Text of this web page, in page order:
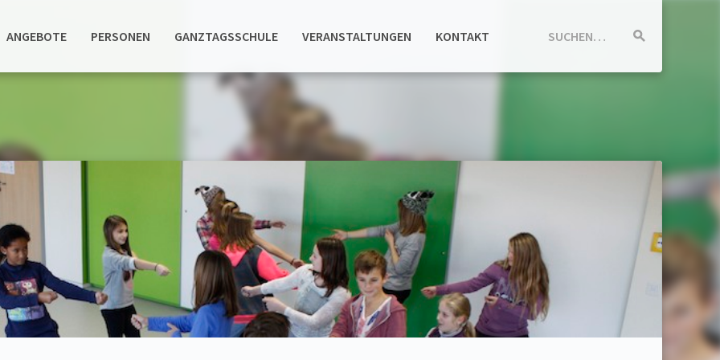
SUCHEN…
Suche
ANGEBOTE PERSONEN GANZTAGSSCHULE VERANSTALTUNGEN KONTAKT